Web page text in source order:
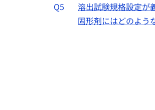
Q5
溶出試験規格設定が
固形剤にはどのよう